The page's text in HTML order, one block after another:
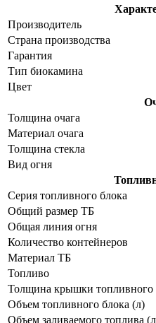
Производитель
Страна производства
Гарантия
Тип биокамина
Цвет
Толщина очага
Материал очага
Толщина стекла
Вид огня
Серия топливного блока
Общий размер ТБ
Общая линия огня
Количество контейнеров
Материал ТБ
Топливо
Толщина крышки топливного
Объем топливного блока (л)
Объем заливаемого топлива